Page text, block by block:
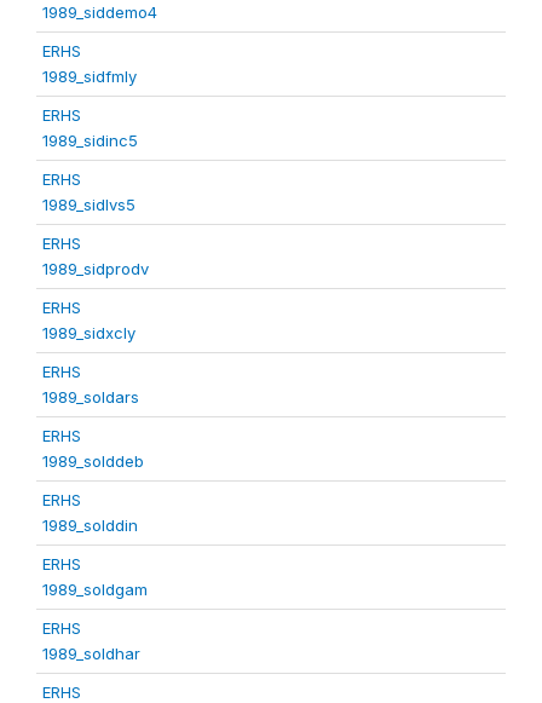
1989_siddemo4
ERHS
1989_sidfmly
ERHS
1989_sidinc5
ERHS
1989_sidlvs5
ERHS
1989_sidprodv
ERHS
1989_sidxcly
ERHS
1989_soldars
ERHS
1989_solddeb
ERHS
1989_solddin
ERHS
1989_soldgam
ERHS
1989_soldhar
ERHS